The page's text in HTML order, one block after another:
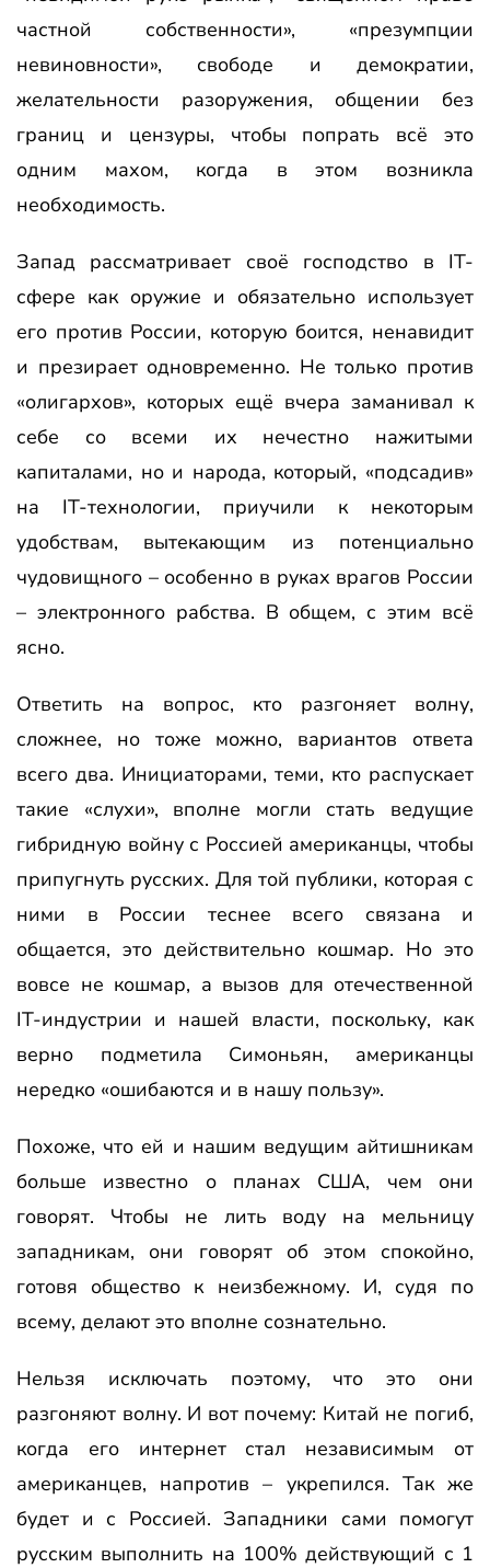
частной собственности», «презумпции
невиновности», свободе и демократии,
желательности разоружения, общении без
границ и цензуры, чтобы попрать всё это
одним махом, когда в этом возникла
необходимость.
Запад рассматривает своё господство в IT-
сфере как оружие и обязательно использует
его против России, которую боится, ненавидит
и презирает одновременно. Не только против
«олигархов», которых ещё вчера заманивал к
себе со всеми их нечестно нажитыми
капиталами, но и народа, который, «подсадив»
на IT-технологии, приучили к некоторым
удобствам, вытекающим из потенциально
чудовищного – особенно в руках врагов России
– электронного рабства. В общем, с этим всё
ясно.
Ответить на вопрос, кто разгоняет волну,
сложнее, но тоже можно, вариантов ответа
всего два. Инициаторами, теми, кто распускает
такие «слухи», вполне могли стать ведущие
гибридную войну с Россией американцы, чтобы
припугнуть русских. Для той публики, которая с
ними в России теснее всего связана и
общается, это действительно кошмар. Но это
вовсе не кошмар, а вызов для отечественной
IT-индустрии и нашей власти, поскольку, как
верно подметила Симоньян, американцы
нередко «ошибаются и в нашу пользу».
Похоже, что ей и нашим ведущим айтишникам
больше известно о планах США, чем они
говорят. Чтобы не лить воду на мельницу
западникам, они говорят об этом спокойно,
готовя общество к неизбежному. И, судя по
всему, делают это вполне сознательно.
Нельзя исключать поэтому, что это они
разгоняют волну. И вот почему: Китай не погиб,
когда его интернет стал независимым от
американцев, напротив – укрепился. Так же
будет и с Россией. Западники сами помогут
русским выполнить на 100% действующий с 1